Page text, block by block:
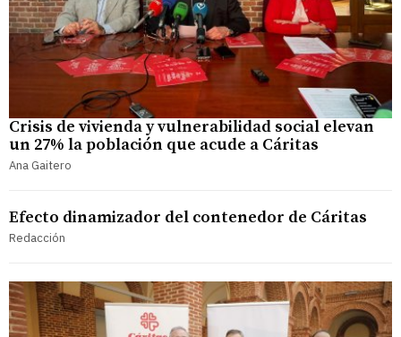
Crisis de vivienda y vulnerabilidad social elevan
un 27% la población que acude a Cáritas
Ana Gaitero
Efecto dinamizador del contenedor de Cáritas
Redacción